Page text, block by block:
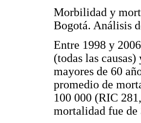
Morbilidad y
Bogotá. Análisis
Entre 1998 y
(todas las
mayores de 60
promedio de
100 000 (RIC
mortalidad fue